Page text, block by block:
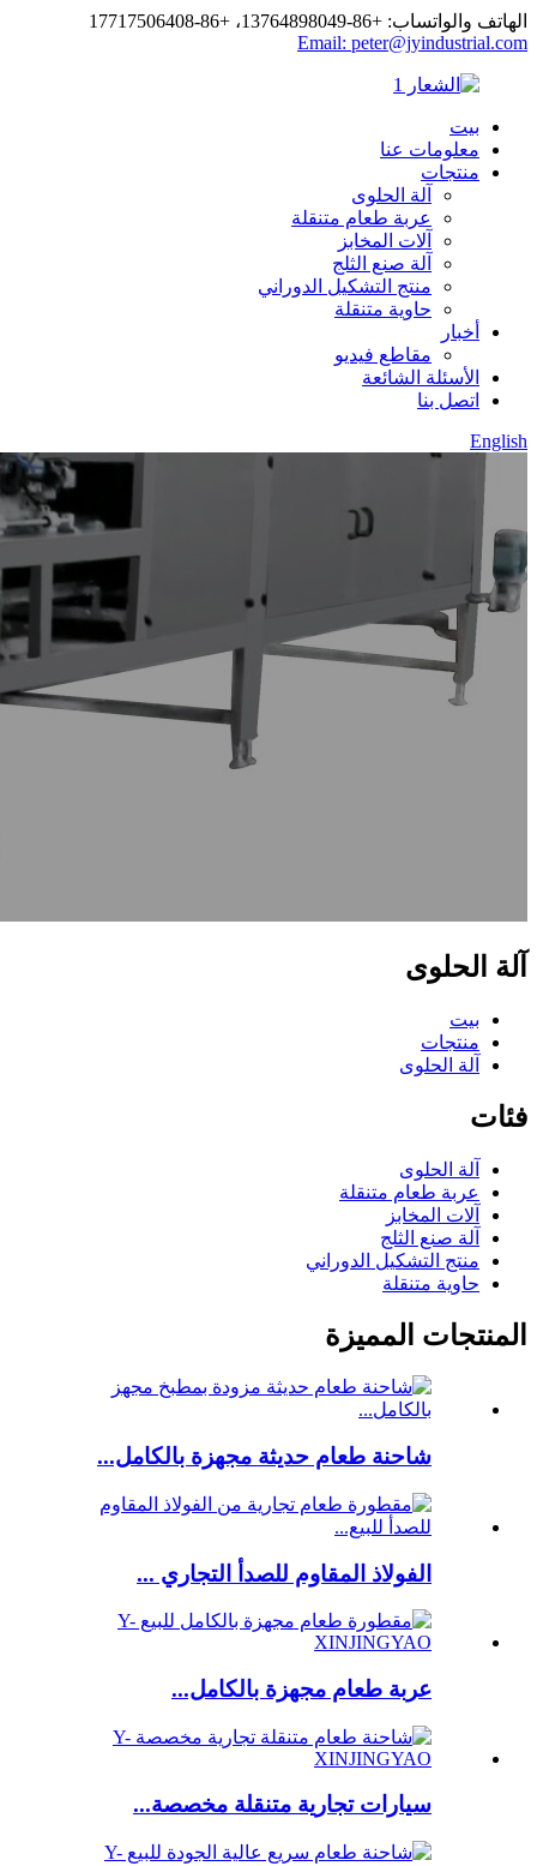
الهاتف والواتساب: +86-13764898049، +86-17717506408
Email: peter@jyindustrial.com
بيت
معلومات عنا
منتجات
آلة الحلوى
عربة طعام متنقلة
آلات المخابز
آلة صنع الثلج
منتج التشكيل الدوراني
حاوية متنقلة
أخبار
مقاطع فيديو
الأسئلة الشائعة
اتصل بنا
English
آلة الحلوى
بيت
منتجات
آلة الحلوى
فئات
آلة الحلوى
عربة طعام متنقلة
آلات المخابز
آلة صنع الثلج
منتج التشكيل الدوراني
حاوية متنقلة
المنتجات المميزة
شاحنة طعام حديثة مجهزة بالكامل...
الفولاذ المقاوم للصدأ التجاري ...
عربة طعام مجهزة بالكامل...
سيارات تجارية متنقلة مخصصة...